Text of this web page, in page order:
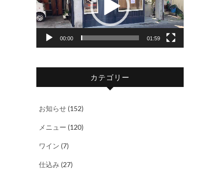
レ
ー
00:00 01:59
カテゴリー
お知らせ (152)
メニュー (120)
ワイン (7)
仕込み (27)